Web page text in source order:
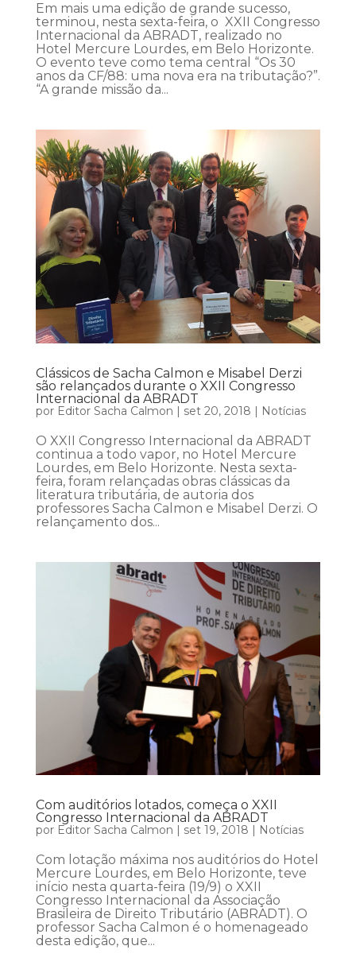
Em mais uma edição de grande sucesso,
terminou, nesta sexta-feira, o XXII Congresso
Internacional da ABRADT, realizado no
Hotel Mercure Lourdes, em Belo Horizonte.
O evento teve como tema central “Os 30
anos da CF/88: uma nova era na tributação?”.
“A grande missão da...
Clássicos de Sacha Calmon e Misabel Derzi
são relançados durante o XXII Congresso
Internacional da ABRADT
por Editor Sacha Calmon | set 20, 2018 | Notícias
O XXII Congresso Internacional da ABRADT
continua a todo vapor, no Hotel Mercure
Lourdes, em Belo Horizonte. Nesta sexta-
feira, foram relançadas obras clássicas da
literatura tributária, de autoria dos
professores Sacha Calmon e Misabel Derzi. O
relançamento dos...
Com auditórios lotados, começa o XXII
Congresso Internacional da ABRADT
por Editor Sacha Calmon set 19, 2018 Notícias
Com lotação máxima nos auditórios do Hotel
Mercure Lourdes, em Belo Horizonte, teve
início nesta quarta-feira (19/9) o XXII
Congresso Internacional da Associação
Brasileira de Direito Tributário (ABRADT). O
professor Sacha Calmon é o homenageado
desta edição, que...